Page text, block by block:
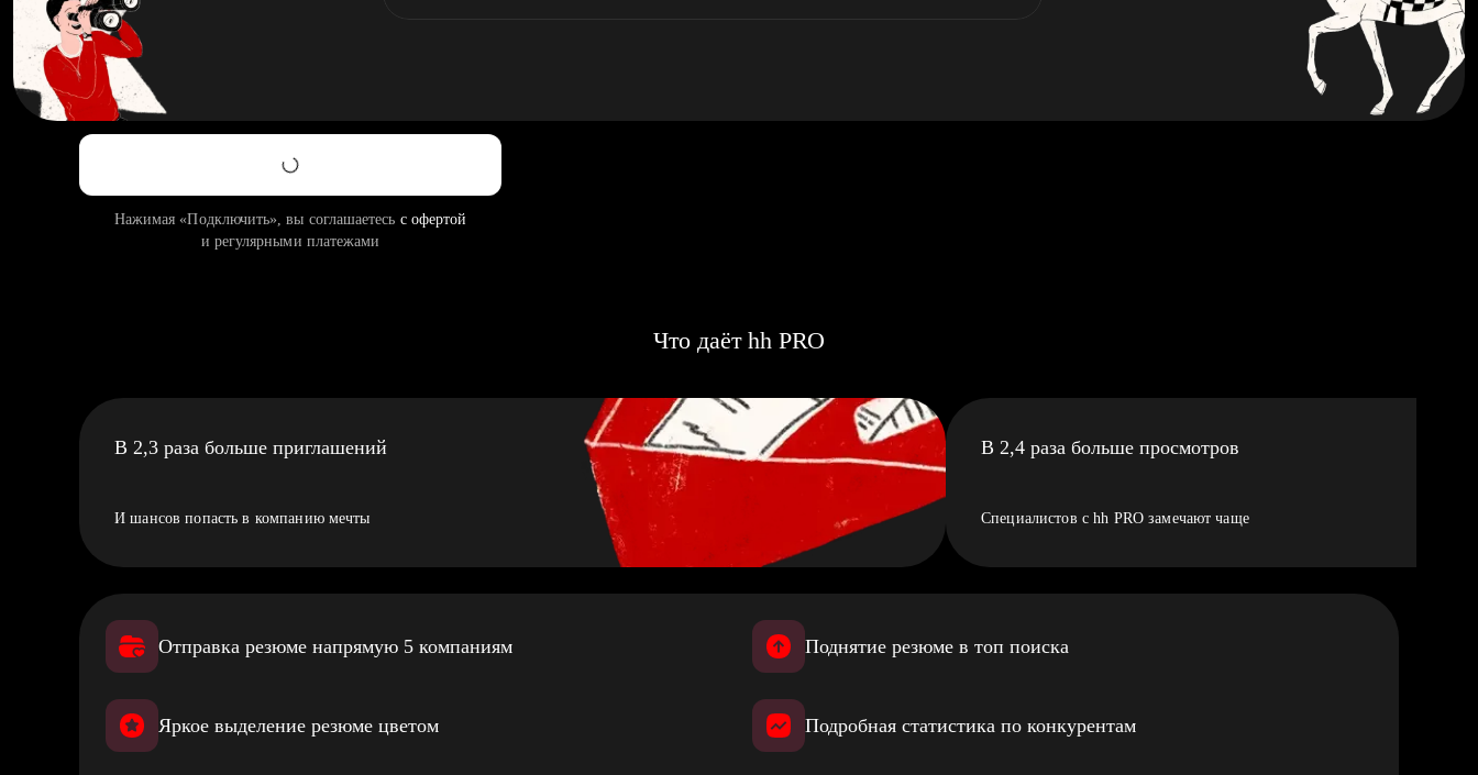
Нажимая «Подключить», вы соглашаетесь с офертой
и регулярными платежами
Что даёт hh PRO
В 2,3 раза больше приглашений
И шансов попасть в компанию мечты
В 2,4 раза больше просмотров
Специалистов с hh PRO замечают чаще
Отправка резюме напрямую 5 компаниям Поднятие резюме в топ поиска
Яркое выделение резюме цветом Подробная статистика по конкурентам